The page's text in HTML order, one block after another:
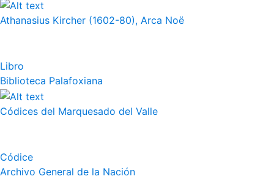
Athanasius Kircher (1602-80), Arca Noë
Libro
Biblioteca Palafoxiana
Códices del Marquesado del Valle
Códice
Archivo General de la Nación